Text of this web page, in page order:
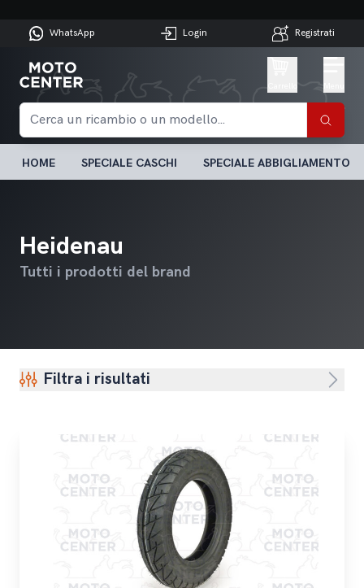
WhatsApp Login Registrati
HOME SPECIALE CASCHI SPECIALE ABBIGLIAMENTO
Heidenau
Tutti i prodotti del brand
Filtra i risultati